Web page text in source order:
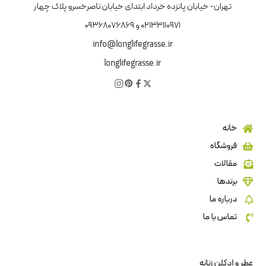
تهران- خیابان پانزده خرداد ابتدای خیابان ناصرخسرو پلاک چهار
02133110971 و 09368076869
info@longlifegrasse.ir
longlifegrasse.ir
خانه
فروشگاه
مقالات
برندها
درباره ما
تماس با ما
عطر و ادکلن زنانه